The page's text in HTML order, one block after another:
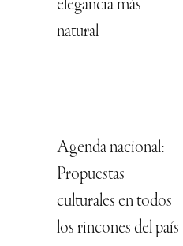
elegancia más
natural
Agenda nacional:
Propuestas
culturales en todos
los rincones del país